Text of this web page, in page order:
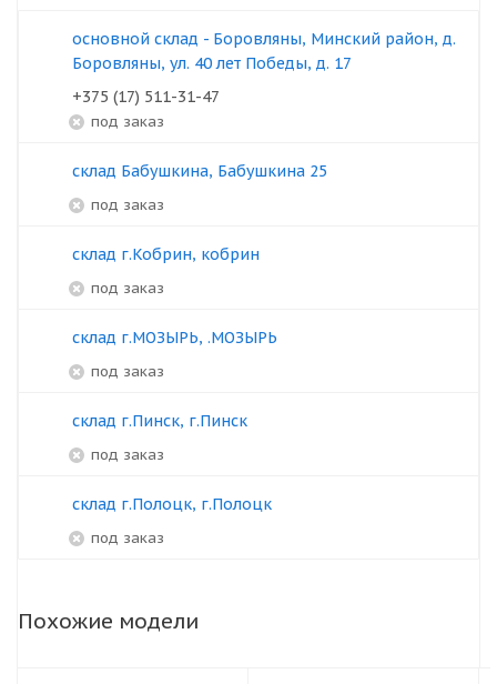
основной склад - Боровляны, Минский район, д.
Боровляны, ул. 40 лет Победы, д. 17
+375 (17) 511-31-47
под заказ
склад Бабушкина, Бабушкина 25
под заказ
склад г.Кобрин, кобрин
под заказ
склад г.МОЗЫРЬ, .МОЗЫРЬ
под заказ
склад г.Пинск, г.Пинск
под заказ
склад г.Полоцк, г.Полоцк
под заказ
Похожие модели